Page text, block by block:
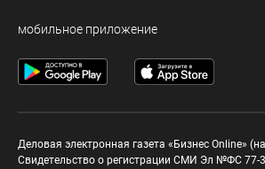
мобильное приложение
Деловая электронная газета «Бизнес Online»
Свидетельство о регистрации СМИ Эл №ФС 77-